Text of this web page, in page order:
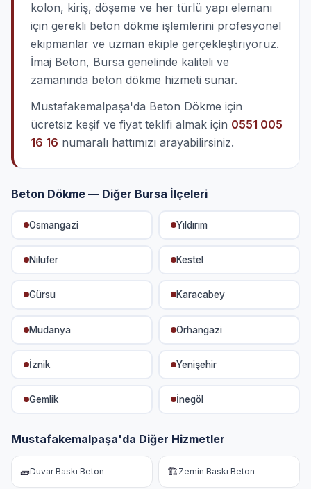
kolon, kiriş, döşeme ve her türlü yapı elemanı
için gerekli beton dökme işlemlerini profesyonel
ekipmanlar ve uzman ekiple gerçekleştiriyoruz.
İmaj Beton, Bursa genelinde kaliteli ve
zamanında beton dökme hizmeti sunar.
Mustafakemalpaşa'da Beton Dökme için
ücretsiz keşif ve fiyat teklifi almak için 0551 005
16 16 numaralı hattımızı arayabilirsiniz.
Beton Dökme — Diğer Bursa İlçeleri
Osmangazi Yıldırım
Nilüfer Kestel
Gürsu Karacabey
Mudanya Orhangazi
İznik Yenişehir
Gemlik İnegöl
Mustafakemalpaşa'da Diğer Hizmetler
🧱Duvar Baskı Beton 🏗️Zemin Baskı Beton